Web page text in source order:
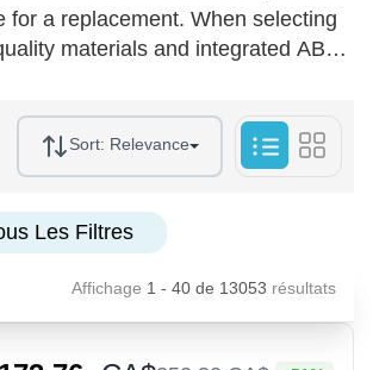
a replacement. When selecting
materials and integrated ABS
your peace of mind.
Sort: Relevance
Les Filtres
Affichage 1 - 40 de 13053 résultats